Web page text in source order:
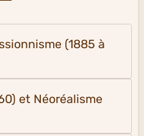
(1885 à
et Néoréalisme